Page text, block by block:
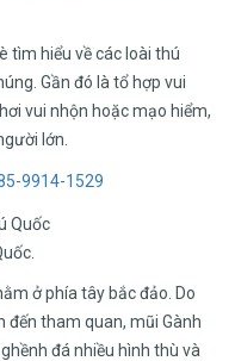
tìm hiểu về các loài thú
Gần đó là tổ hợp vui
vui nhộn hoặc mạo hiểm,
lớn.
ở phía tây bắc đảo. Do
đến tham quan, mũi Gành
đá nhiều hình thù và